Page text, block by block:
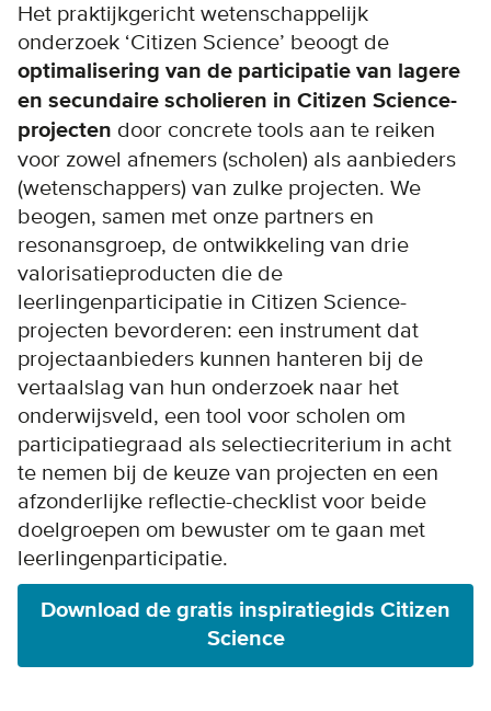
Het praktijkgericht wetenschappelijk
onderzoek ‘Citizen Science’ beoogt de
optimalisering van de participatie van lagere
en secundaire scholieren in Citizen Science-
projecten door concrete tools aan te reiken
voor zowel afnemers (scholen) als aanbieders
(wetenschappers) van zulke projecten. We
beogen, samen met onze partners en
resonansgroep, de ontwikkeling van drie
valorisatieproducten die de
leerlingenparticipatie in Citizen Science-
projecten bevorderen: een instrument dat
projectaanbieders kunnen hanteren bij de
vertaalslag van hun onderzoek naar het
onderwijsveld, een tool voor scholen om
participatiegraad als selectiecriterium in acht
te nemen bij de keuze van projecten en een
afzonderlijke reflectie-checklist voor beide
doelgroepen om bewuster om te gaan met
leerlingenparticipatie.
Download de gratis inspiratiegids Citizen
Science